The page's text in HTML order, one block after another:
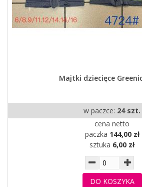
Majtki dziecięce
w paczce: 24 szt.
cena netto
paczka 144,00 zł
sztuka 6,00 zł
DO KOSZYKA